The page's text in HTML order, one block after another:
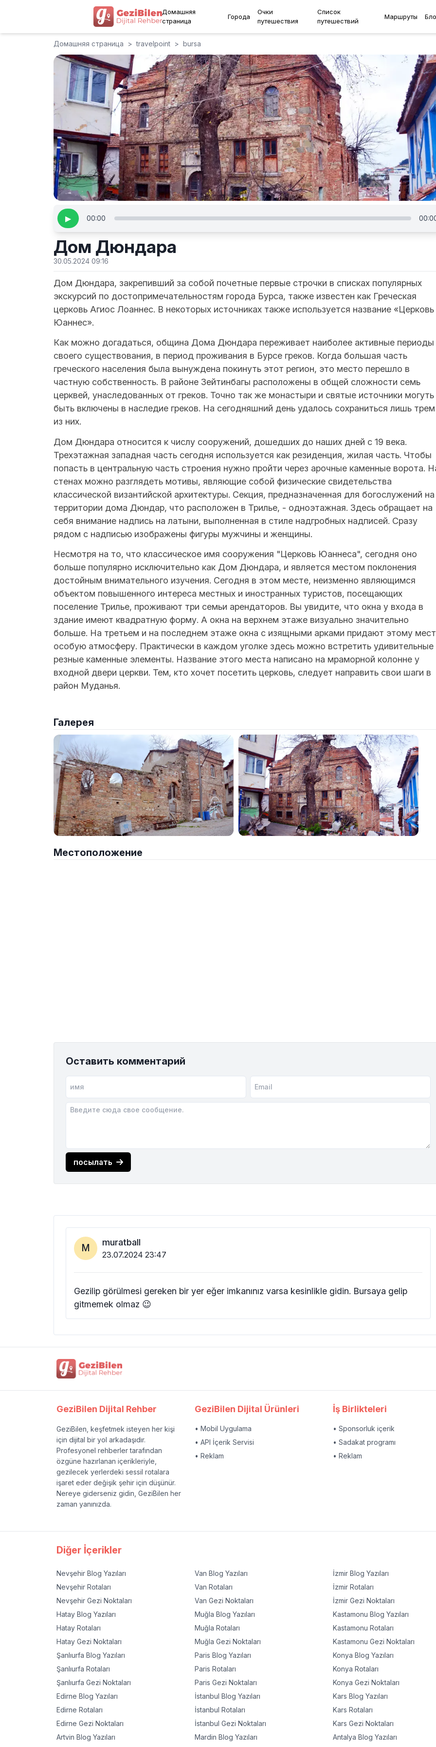
Домашняя
страница
Города
Очки
путешествия
Список
путешествий
Маршруты
Домашняя страница > travelpoint > bursa
▶ 00:00
Дом Дюндара
30.05.2024 09:16
Дом Дюндара, закрепивший за собой почетные первые строчки в списках популярных
экскурсий по достопримечательностям города Бурса, также известен как Греческая
церковь Агиос Лоаннес. В некоторых источниках также используется название «Церковь
Юаннес».
Как можно догадаться, община Дома Дюндара переживает наиболее активные периоды
своего существования, в период проживания в Бурсе греков. Когда большая часть
греческого населения была вынуждена покинуть этот регион, это место перешло в
частную собственность. В районе Зейтинбагы расположены в общей сложности семь
церквей, унаследованных от греков. Точно так же монастыри и святые источники могуть
быть включены в наследие греков. На сегодняшний день удалось сохраниться лишь трем
из них.
Дом Дюндара относится к числу сооружений, дошедших до наших дней с 19 века.
Трехэтажная западная часть сегодня используется как резиденция, жилая часть. Чтобы
попасть в центральную часть строения нужно пройти через арочные каменные ворота.
стенах можно разглядеть мотивы, являющие собой физические свидетельства
классической византийской архитектуры. Секция, предназначенная для богослужений на
территории дома Дюндар, что расположен в Трилье, - одноэтажная. Здесь обращает на
себя внимание надпись на латыни, выполненная в стиле надгробных надписей. Сразу
рядом с надписью изображены фигуры мужчины и женщины.
Несмотря на то, что классическое имя сооружения "Церковь Юаннеса", сегодня оно
больше популярно исключительно как Дом Дюндара, и является местом поклонения
достойным внимательного изучения. Сегодня в этом месте, неизменно являющимся
объектом повышенного интереса местных и иностранных туристов, посещающих
поселение Трилье, проживают три семьи арендаторов. Вы увидите, что окна у входа в
здание имеют квадратную форму. А окна на верхнем этаже визуально значительно
больше. На третьем и на последнем этаже окна с изящными арками придают этому
особую атмосферу. Практически в каждом уголке здесь можно встретить удивительные
резные каменные элементы. Название этого места написано на мраморной колонне у
входной двери церкви. Тем, кто хочет посетить церковь, следует направить свои шаги в
район Муданья.
Галерея
Местоположение
Оставить комментарий
посылать
M muratball
23.07.2024 23:47
Gezilip görülmesi gereken bir yer eğer imkanınız varsa kesinlikle gidin. Bursaya gelip
gitmemek olmaz 😉
GeziBilen Dijital Rehber
GeziBilen, keşfetmek isteyen her kişi
için dijital bir yol arkadaşıdır.
Profesyonel rehberler tarafından
özgüne hazırlanan içerikleriyle,
gezilecek yerlerdeki sessil rotalara
işaret eder değişik şehir için düşünür.
Nereye giderseniz gidin, GeziBilen her
zaman yanınızda.
GeziBilen Dijital Ürünleri
• Mobil Uygulama
• API İçerik Servisi
• Reklam
İş Birlikteleri
• Sponsorluk içerik
• Sadakat programı
• Reklam
Diğer İçerikler
Nevşehir Blog Yazıları
Nevşehir Rotaları
Nevşehir Gezi Noktaları
Hatay Blog Yazıları
Hatay Rotaları
Hatay Gezi Noktaları
Şanlıurfa Blog Yazıları
Şanlıurfa Rotaları
Şanlıurfa Gezi Noktaları
Edirne Blog Yazıları
Edirne Rotaları
Edirne Gezi Noktaları
Artvin Blog Yazıları
Van Blog Yazıları
Van Rotaları
Van Gezi Noktaları
Muğla Blog Yazıları
Muğla Rotaları
Muğla Gezi Noktaları
Paris Blog Yazıları
Paris Rotaları
Paris Gezi Noktaları
İstanbul Blog Yazıları
İstanbul Rotaları
İstanbul Gezi Noktaları
Mardin Blog Yazıları
İzmir Blog Yazıları
İzmir Rotaları
İzmir Gezi Noktaları
Kastamonu Blog Yazıları
Kastamonu Rotaları
Kastamonu Gezi Noktaları
Konya Blog Yazıları
Konya Rotaları
Konya Gezi Noktaları
Kars Blog Yazıları
Kars Rotaları
Kars Gezi Noktaları
Antalya Blog Yazıları